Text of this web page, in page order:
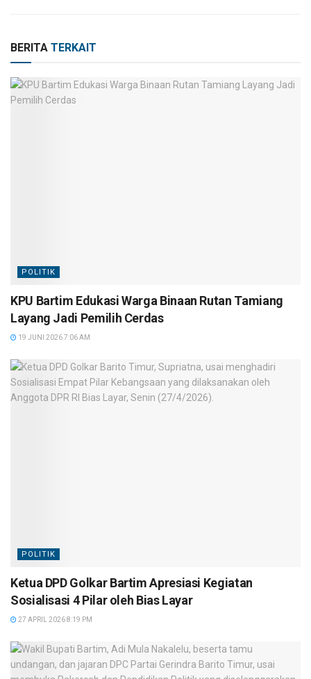
BERITA TERKAIT
POLITIK
KPU Bartim Edukasi Warga Binaan Rutan Tamiang
Layang Jadi Pemilih Cerdas
19 JUNI 2026 7:06 AM
POLITIK
Ketua DPD Golkar Bartim Apresiasi Kegiatan
Sosialisasi 4 Pilar oleh Bias Layar
27 APRIL 2026 8:19 PM